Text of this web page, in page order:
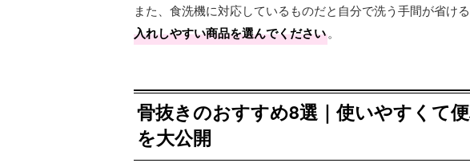
また、食洗機に対応しているものだと自分で洗う手間が省け
入れしやすい商品を選んでください。
骨抜きのおすすめ8選｜使いやすくて
を大公開